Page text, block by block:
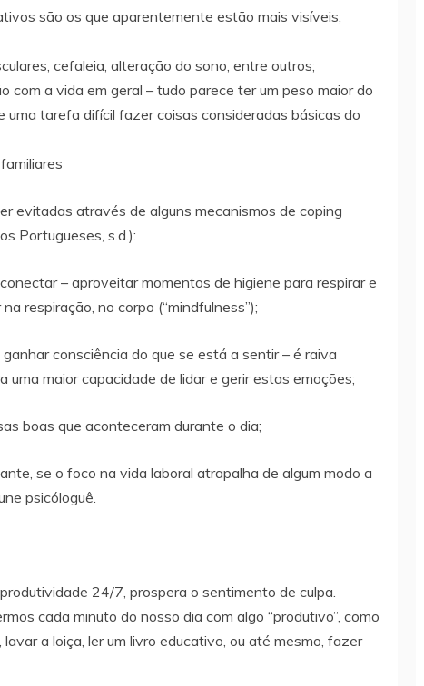
são os que aparentemente estão mais visíveis;
cefaleia, alteração do sono, entre outros;
com a vida em geral – tudo parece ter um peso maior do
uma tarefa difícil fazer coisas consideradas básicas do
evitadas através de alguns mecanismos de coping
Portugueses, s.d.):
– aproveitar momentos de higiene para respirar e
respiração, no corpo (“mindfulness”);
consciência do que se está a sentir – é raiva
uma maior capacidade de lidar e gerir estas emoções;
boas que aconteceram durante o dia;
se o foco na vida laboral atrapalha de algum modo a
psicóloguê.
24/7, prospera o sentimento de culpa.
cada minuto do nosso dia com algo “produtivo”, como
a loiça, ler um livro educativo, ou até mesmo, fazer